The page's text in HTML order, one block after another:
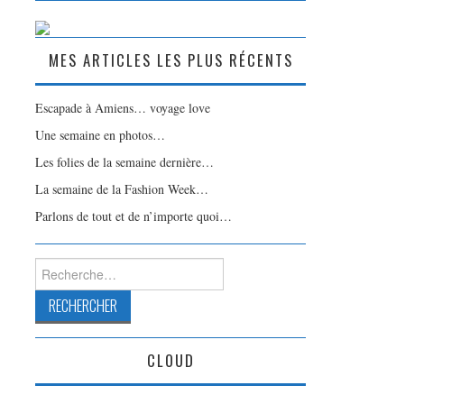
MES ARTICLES LES PLUS RÉCENTS
Escapade à Amiens… voyage love
Une semaine en photos…
Les folies de la semaine dernière…
La semaine de la Fashion Week…
Parlons de tout et de n’importe quoi…
Rechercher :
CLOUD